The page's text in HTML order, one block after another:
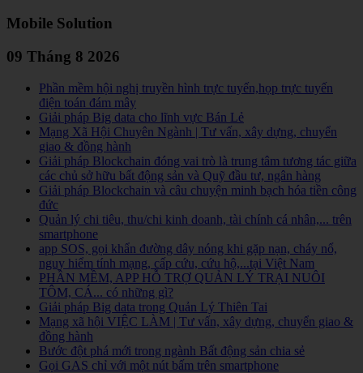
Mobile Solution
09 Tháng 8 2026
Phần mềm hội nghị truyền hình trực tuyến,họp trực tuyến
điện toán đám mây
Giải pháp Big data cho lĩnh vực Bán Lẻ
Mạng Xã Hội Chuyên Ngành | Tư vấn, xây dựng, chuyển
giao & đồng hành
Giải pháp Blockchain đóng vai trò là trung tâm tương tác giữa
các chủ sở hữu bất động sản và Quỹ đầu tư, ngân hàng
Giải pháp Blockchain và câu chuyện minh bạch hóa tiền công
đức
Quản lý chi tiêu, thu/chi kinh doanh, tài chính cá nhân,... trên
smartphone
app SOS, gọi khẩn đường dây nóng khi gặp nạn, cháy nổ,
nguy hiểm tính mạng, cấp cứu, cứu hộ,...tại Việt Nam
PHẦN MỀM, APP HỖ TRỢ QUẢN LÝ TRẠI NUÔI
TÔM, CÁ... có những gì?
Giải pháp Big data trong Quản Lý Thiên Tai
Mạng xã hội VIỆC LÀM | Tư vấn, xây dựng, chuyển giao &
đồng hành
Bước đột phá mới trong ngành Bất động sản chia sẻ
Gọi GAS chỉ với một nút bấm trên smartphone